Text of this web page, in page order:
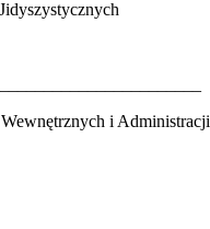
i Administracji